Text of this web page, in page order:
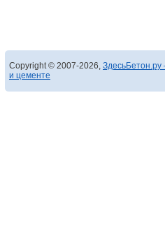
Copyright © 2007-2026,
и цементе